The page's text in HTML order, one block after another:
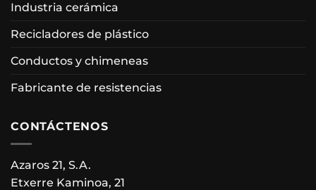
Industria cerámica
Recicladores de plástico
Conductos y chimeneas
Fabricante de resistencias
CONTÁCTENOS
Azaros 21, S.A.
Etxerre Kaminoa, 21